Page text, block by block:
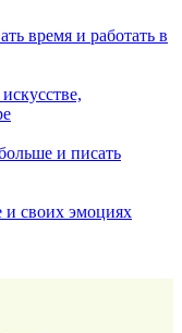
время и работать в
и писать
и своих эмоциях